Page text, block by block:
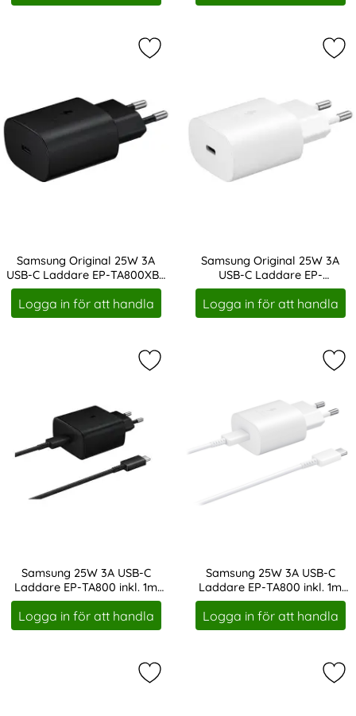
Samsung Original 25W 3A
USB-C Laddare EP-TA800XBE
- Svart
Art. nr 13859
Logga in för att handla
Markera samsung Original 25W
Samsung Original 25W 3A
USB-C Laddare EP-
TA800XWE - Vit
Art. nr 13860
Logga in för att handla
Samsung 25W 3A USB-C
Laddare EP-TA800 inkl. 1m
USB-C Kabel - Svart
Art. nr 13864
Logga in för att handla
Markera samsung 25W 3A USB-C
Samsung 25W 3A USB-C
Laddare EP-TA800 inkl. 1m
USB-C Kabel - Vit
Art. nr 13865
Logga in för att handla
Markera samsung 15W 2A